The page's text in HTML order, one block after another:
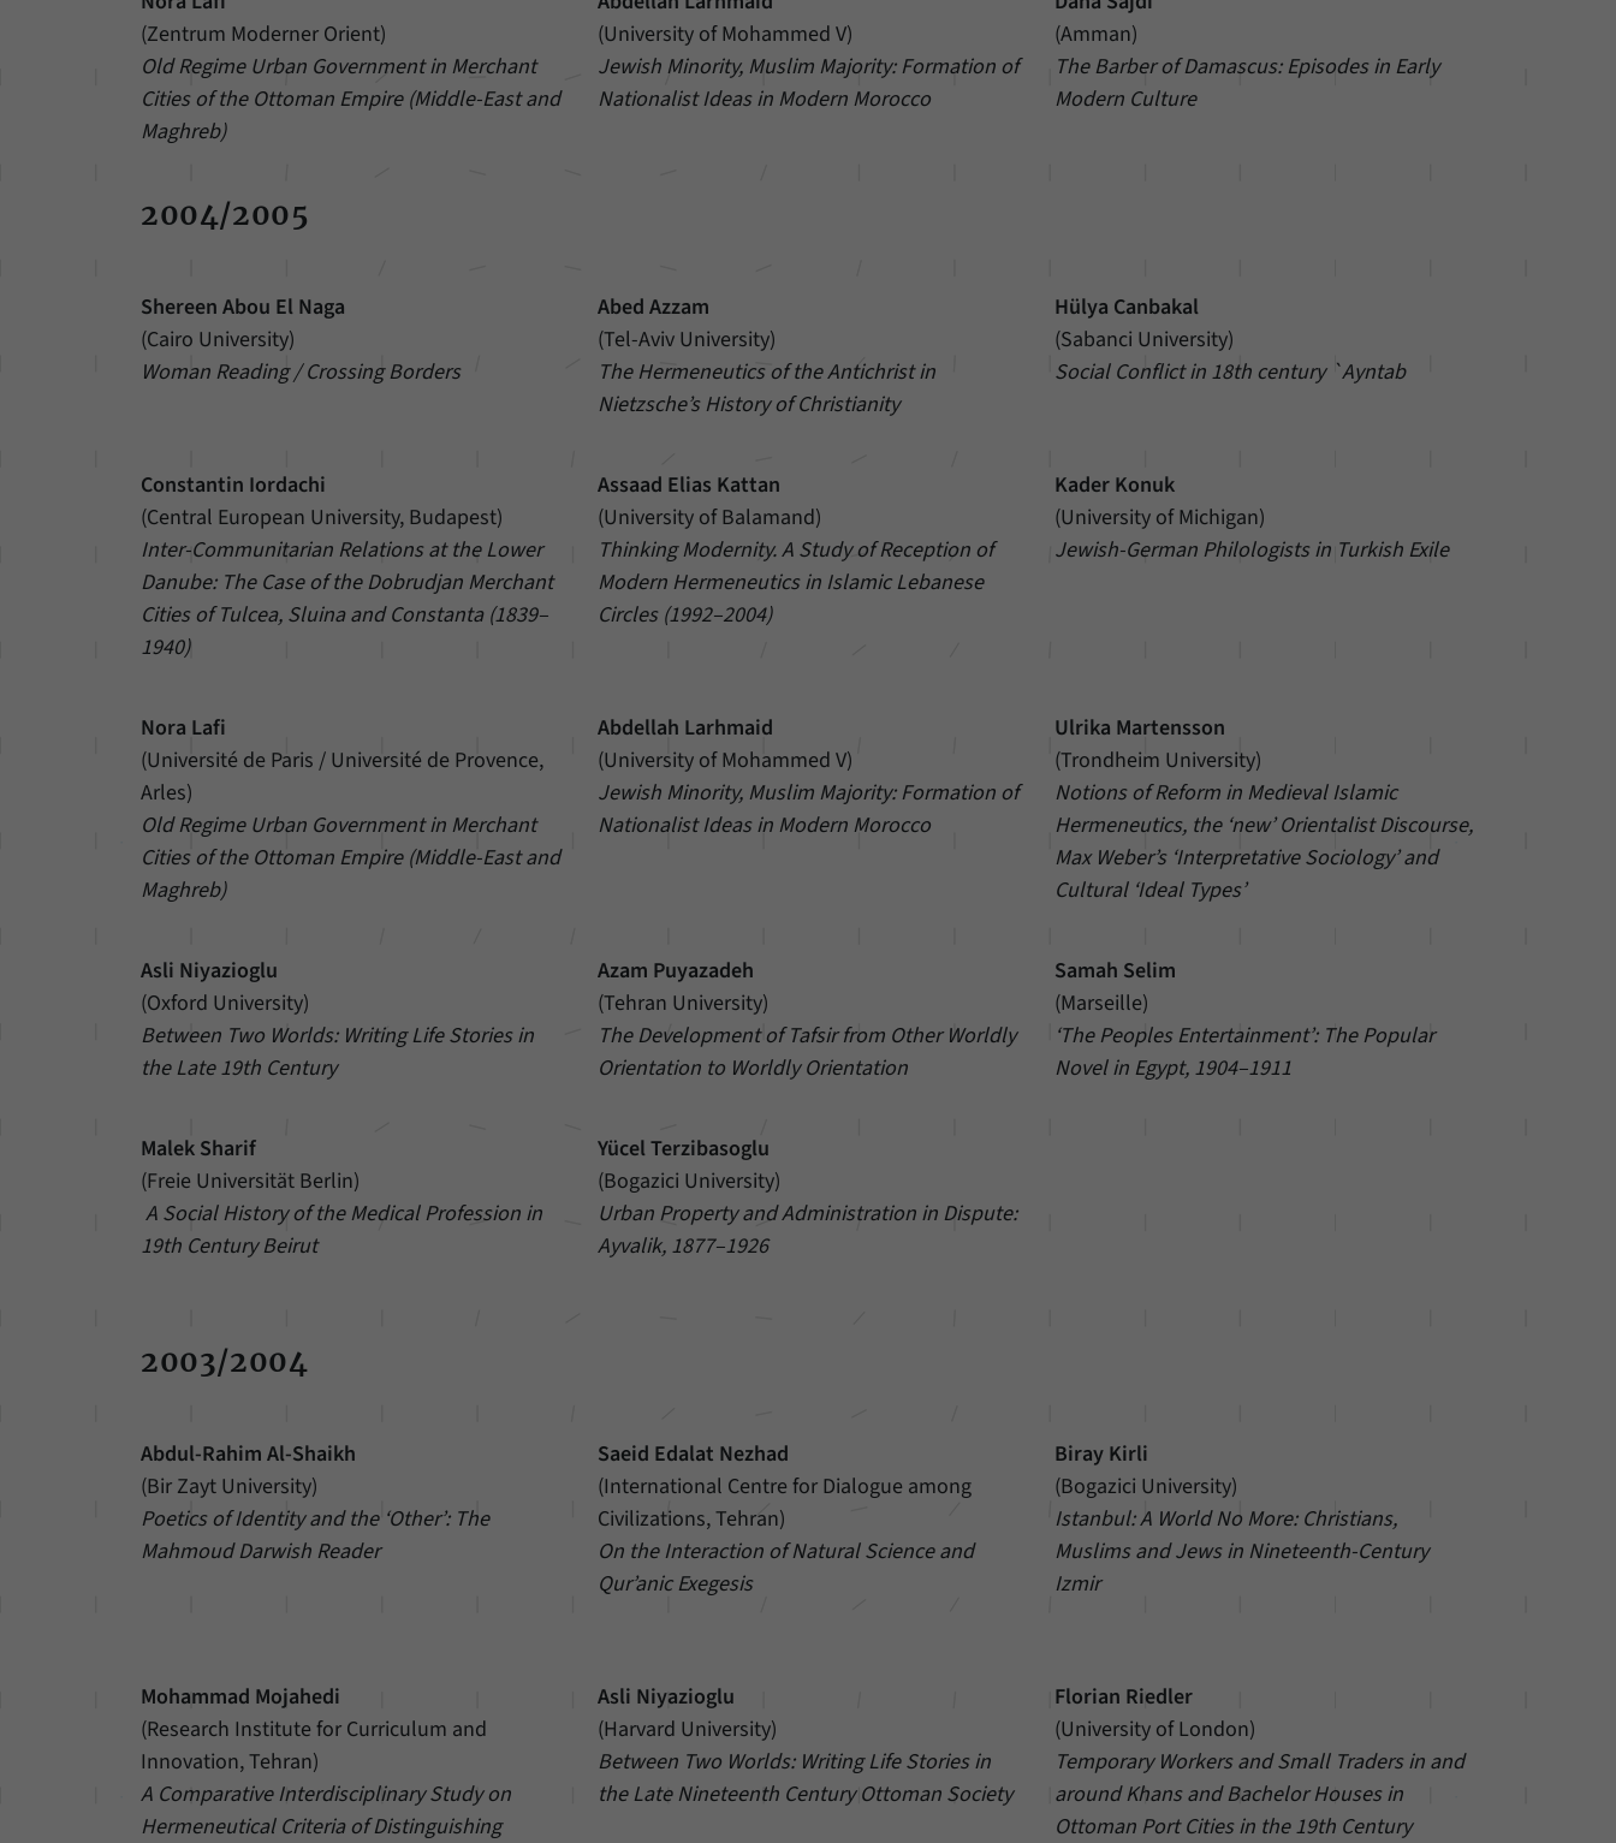
(Zentrum Moderner Orient)
Old Regime Urban Government in Merchant
Cities of the Ottoman Empire (Middle-East and
Maghreb)
(University of Mohammed V)
Jewish Minority, Muslim Majority: Formation of
Nationalist Ideas in Modern Morocco
(Amman)
The Barber of Damascus: Episodes in Early
Modern Culture
2004/2005
Shereen Abou El Naga
(Cairo University)
Woman Reading / Crossing Borders
Abed Azzam
(Tel-Aviv University)
The Hermeneutics of the Antichrist in
Nietzsche’s History of Christianity
Hülya Canbakal
(Sabanci University)
Social Conflict in 18th century `Ayntab
Constantin Iordachi
(Central European University, Budapest)
Inter-Communitarian Relations at the Lower
Danube: The Case of the Dobrudjan Merchant
Cities of Tulcea, Sluina and Constanta (1839–
1940)
Assaad Elias Kattan
(University of Balamand)
Thinking Modernity. A Study of Reception of
Modern Hermeneutics in Islamic Lebanese
Circles (1992–2004)
Kader Konuk
(University of Michigan)
Jewish-German Philologists in Turkish Exile
Nora Lafi
(Université de Paris / Université de Provence,
Arles)
Old Regime Urban Government in Merchant
Cities of the Ottoman Empire (Middle-East and
Maghreb)
Abdellah Larhmaid
(University of Mohammed V)
Jewish Minority, Muslim Majority: Formation of
Nationalist Ideas in Modern Morocco
Ulrika Martensson
(Trondheim University)
Notions of Reform in Medieval Islamic
Hermeneutics, the ‘new’ Orientalist Discourse,
Max Weber’s ‘Interpretative Sociology’ and
Cultural ‘Ideal Types’
Asli Niyazioglu
(Oxford University)
Between Two Worlds: Writing Life Stories in
the Late 19th Century
Azam Puyazadeh
(Tehran University)
The Development of Tafsir from Other Worldly
Orientation to Worldly Orientation
Samah Selim
(Marseille)
‘The Peoples Entertainment’: The Popular
Novel in Egypt, 1904–1911
Malek Sharif
(Freie Universität Berlin)
A Social History of the Medical Profession in
19th Century Beirut
Yücel Terzibasoglu
(Bogazici University)
Urban Property and Administration in Dispute:
Ayvalik, 1877–1926
2003/2004
Abdul-Rahim Al-Shaikh
(Bir Zayt University)
Poetics of Identity and the ‘Other’: The
Mahmoud Darwish Reader
Saeid Edalat Nezhad
(International Centre for Dialogue among
Civilizations, Tehran)
On the Interaction of Natural Science and
Qur’anic Exegesis
Biray Kirli
(Bogazici University)
Istanbul: A World No More: Christians,
Muslims and Jews in Nineteenth-Century
Izmir
Mohammad Mojahedi
(Research Institute for Curriculum and
Innovation, Tehran)
A Comparative Interdisciplinary Study on
Hermeneutical Criteria of Distinguishing
Asli Niyazioglu
(Harvard University)
Between Two Worlds: Writing Life Stories in
the Late Nineteenth Century Ottoman Society
Florian Riedler
(University of London)
Temporary Workers and Small Traders in and
around Khans and Bachelor Houses in
Ottoman Port Cities in the 19th Century
Einstellungen, falls der Webseiten-Betreiber dies
eingestellt hat.
_pk_ref
Anbieter Matomo
_pk_ses
Anbieter Matomo
Zweck
Mit diesem Cookie können wir für kurze Zeit Daten
über den aktuellen Aufenthalt von Besuchern auf
unserer Internetseite speichern.